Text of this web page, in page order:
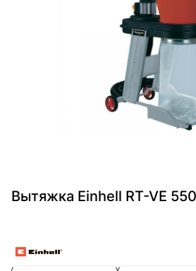
Вытяжка Einhell RT-VE